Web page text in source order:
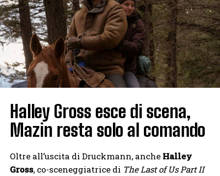
Halley Gross esce di scena,
Mazin resta solo al comando
Oltre all’uscita di Druckmann, anche Halley
Gross, co-sceneggiatrice di The Last of Us Part II